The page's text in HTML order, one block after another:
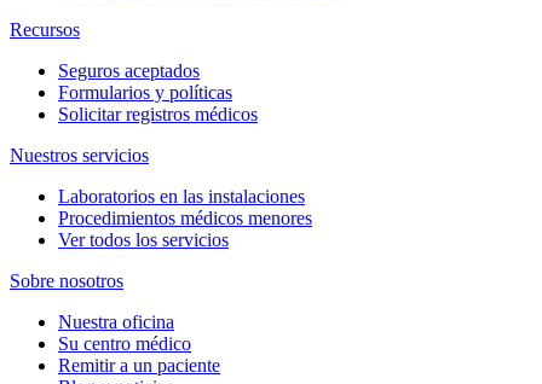
Recursos
Seguros aceptados
Formularios y políticas
Solicitar registros médicos
Nuestros servicios
Laboratorios en las instalaciones
Procedimientos médicos menores
Ver todos los servicios
Sobre nosotros
Nuestra oficina
Su centro médico
Remitir a un paciente